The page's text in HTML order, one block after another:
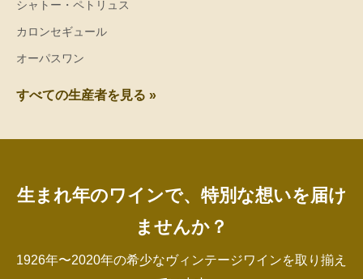
シャトー・ペトリュス
カロンセギュール
オーパスワン
すべての生産者を見る »
生まれ年のワインで、特別な想いを届け
ませんか？
1926年〜2020年の希少なヴィンテージワインを取り揃え